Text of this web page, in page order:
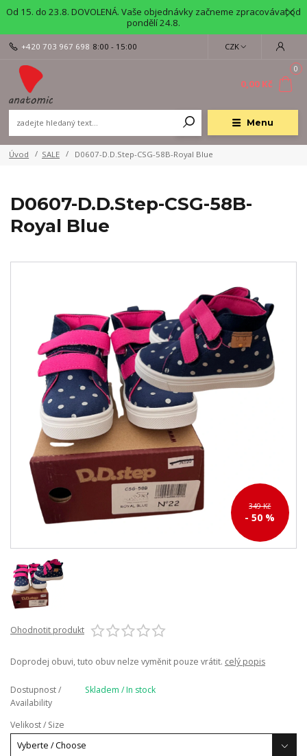
Od 15. do 23.8. DOVOLENÁ. Vaše objednávky začneme zpracovávat od
pondělí 24.8.
Menu
CZK
+420 703 967 698 8:00 - 15:00
0
0,00 Kč
Úvod SALE D0607-D.D.Step-CSG-58B-Royal Blue
D0607-D.D.Step-CSG-58B-
Royal Blue
349 Kč
- 50 %
Ohodnotit produkt
Doprodej obuvi, tuto obuv nelze vyměnit pouze vrátit. celý popis
Dostupnost /
Availability
Skladem / In stock
Velikost / Size